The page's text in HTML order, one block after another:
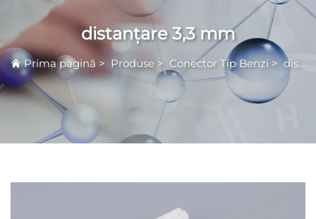
distanțare 3,3 mm
Prima pagină > Produse > Conector Tip Benzi >distanțare 3,3 mm